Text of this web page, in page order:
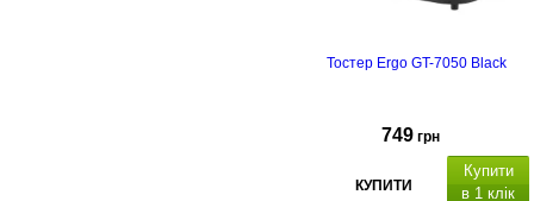
Тостер Ergo GT-7050 Black
749 грн
КУПИТИ
Купити
в 1 клік